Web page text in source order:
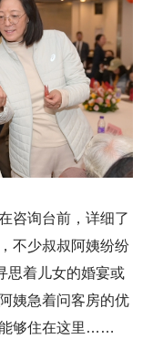
咨询台前，详细了
不少叔叔阿姨纷纷
思着儿女的婚宴或
姨急着问客房的优
能够住在这里……